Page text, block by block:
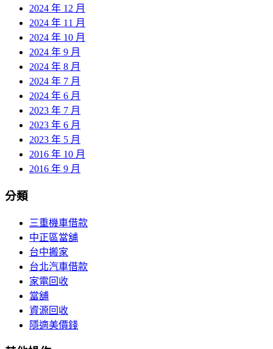
2024 年 12 月
2024 年 11 月
2024 年 10 月
2024 年 9 月
2024 年 8 月
2024 年 7 月
2024 年 6 月
2023 年 7 月
2023 年 6 月
2023 年 5 月
2016 年 10 月
2016 年 9 月
分類
三重機車借款
中正區當舖
台中搬家
台北汽車借款
家電回收
當舖
資源回收
隱適美價錢